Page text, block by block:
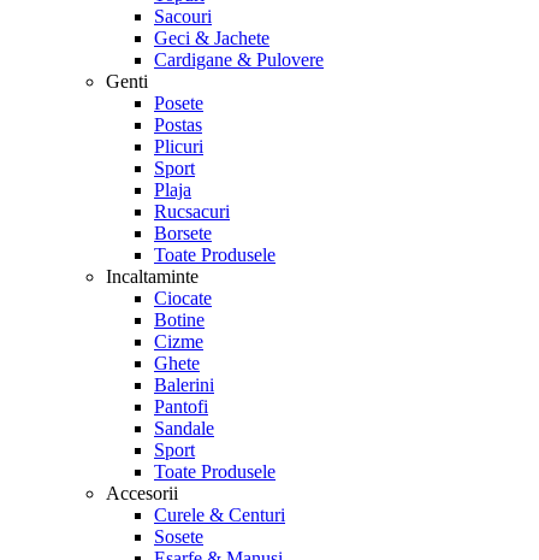
Sacouri
Geci & Jachete
Cardigane & Pulovere
Genti
Posete
Postas
Plicuri
Sport
Plaja
Rucsacuri
Borsete
Toate Produsele
Incaltaminte
Ciocate
Botine
Cizme
Ghete
Balerini
Pantofi
Sandale
Sport
Toate Produsele
Accesorii
Curele & Centuri
Sosete